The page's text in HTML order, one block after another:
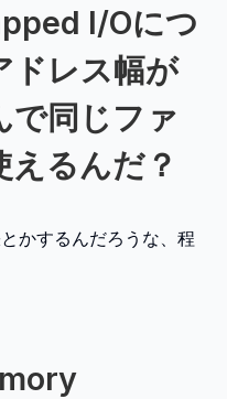
I/Oにつ
ドレス幅が
で同じファ
るんだ？
かするんだろうな、程